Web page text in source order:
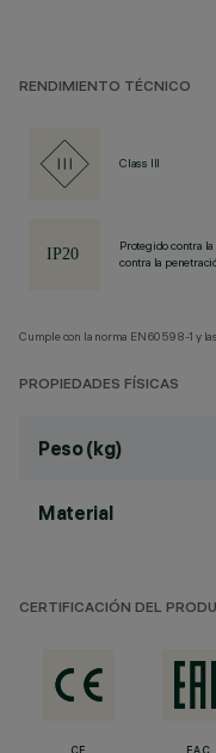
RENDIMIENTO TÉCNICO
Class III
Protegido contra
contra la
Cumple con la norma EN60598-1 y
PROPIEDADES FÍSICAS
Peso (kg)
Material
CERTIFICACIÓN DEL